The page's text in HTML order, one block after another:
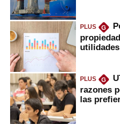
PLUS G
PLUS G
razones
las